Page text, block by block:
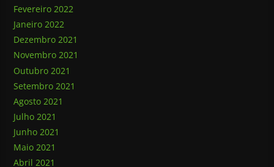
Fevereiro 2022
Janeiro 2022
Dezembro 2021
Novembro 2021
Outubro 2021
Setembro 2021
Agosto 2021
Julho 2021
Junho 2021
Maio 2021
Abril 2021